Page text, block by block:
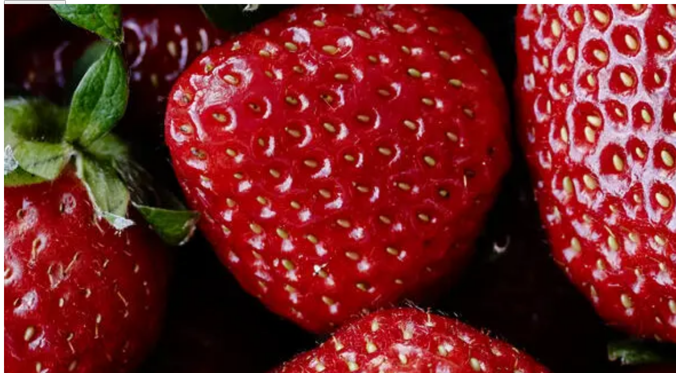
Kantine Kantine
Kantine
Frokostordning
Frokostordning Frokostordning
Catering
Catering&& EventsEvents
Catering & Events
Madkurser
Madkurser && Teambuilding TeambuildingMadkurser & Teambuilding
Opskrifter OpskrifterOpskrifter
Restauranter BagerierBagerier
Restauranter & Bagerier
FoodserviceFoodservice
Foodservice
Detail
DetailDetail
ProjekterProjekter&& rådgivning rådgivning Projekter & rådgivning
Eventkalender
Eventkalender Eventkalender
Køb KøbgavekortgavekortKøb gavekort
KundeserviceKundeserviceKundeservice
Mit Meyers
Menu